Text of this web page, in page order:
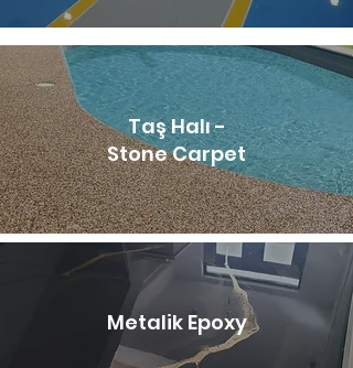
Taş Halı -
Stone Carpet
Metalik Epoxy